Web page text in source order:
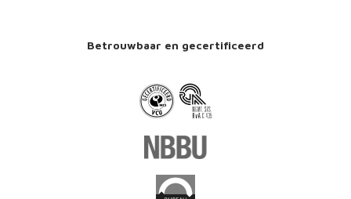
Betrouwbaar en gecertificeerd